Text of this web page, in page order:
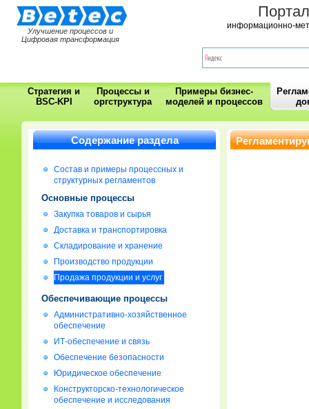
Улучшение процессов и
Цифровая трансформация
информационно-
Стратегия и
BSC-KPI
Процессы и
оргструктура
Примеры бизнес-
моделей и процессов
Содержание раздела
Состав и примеры процессных и
структурных регламентов
Основные процессы
Закупка товаров и сырья
Доставка и транспортировка
Складирование и хранение
Производство продукции
Продажа продукции и услуг
Обеспечивающие процессы
Административно-хозяйственное
обеспечение
ИТ-обеспечение и связь
Обеспечение безопасности
Юридическое обеспечение
Конструкторско-технологическое
обеспечение и исследования